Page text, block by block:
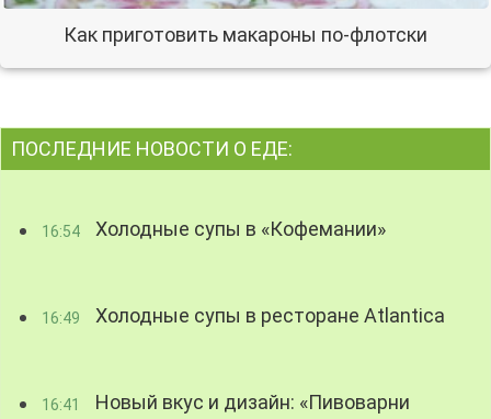
Как приготовить макароны по-флотски
ПОСЛЕДНИЕ НОВОСТИ О ЕДЕ:
16:54 Холодные супы в «Кофемании»
16:49 Холодные супы в ресторане Atlantica
16:41
Новый вкус и дизайн: «Пивоварни